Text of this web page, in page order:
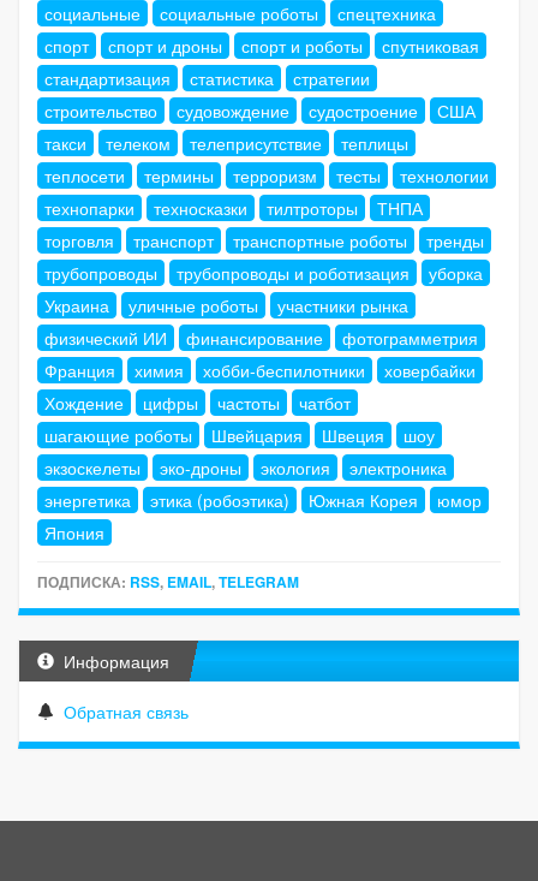
социальные
социальные роботы
спецтехника
спорт
спорт и дроны спорт и роботы
спутниковая
стандартизация
статистика
стратегии
строительство
судовождение судостроение
США
такси
телеком телеприсутствие
теплицы
теплосети
термины терроризм тесты
технологии
технопарки
техносказки тилтроторы
ТНПА
торговля
транспорт транспортные роботы
тренды
трубопроводы
трубопроводы и роботизация
уборка
Украина
уличные роботы
участники рынка
физический ИИ
финансирование
фотограмметрия
Франция
химия хобби-беспилотники
ховербайки
Хождение
цифры частоты
чатбот
шагающие роботы
Швейцария Швеция
шоу
экзоскелеты
эко-дроны экология
электроника
энергетика
этика (робоэтика) Южная Корея
юмор
Япония
ПОДПИСКА: RSS, EMAIL,TELEGRAM
Информация
Обратная связь